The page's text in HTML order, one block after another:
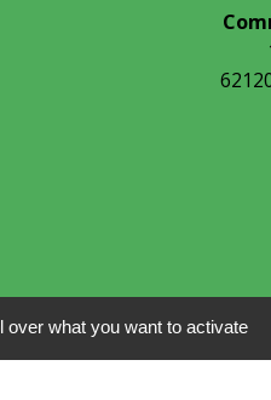
what you want to activate